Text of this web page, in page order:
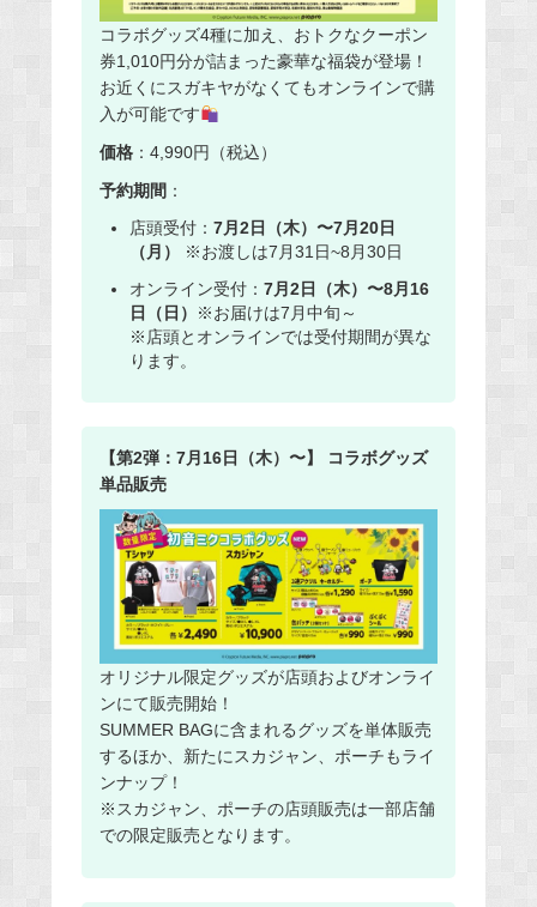
コラボグッズ4種に加え、おトクなクーポン
券1,010円分が詰まった豪華な福袋が登場！
お近くにスガキヤがなくてもオンラインで購
入が可能です
価格：4,990円（税込）
予約期間 ：
店頭受付： 7月2日（木）〜7月20日
（月）
※お渡しは7月31日~8月30日
オンライン受付： 7月2日（木）〜8月16
日（日）
※お届けは7月中旬～
※店頭とオンラインでは受付期間が異な
ります。
【第2弾：7月16日（木）〜】 コラボグッズ
単品販売
オリジナル限定グッズが店頭およびオンライ
ンにて販売開始！
SUMMER BAGに含まれるグッズを単体販売
するほか、新たにスカジャン、ポーチもライ
ンナップ！
※スカジャン、ポーチの店頭販売は一部店舗
での限定販売となります。